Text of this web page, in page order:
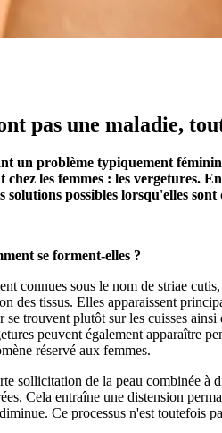
pas une maladie,
un problème typiquement
chez les femmes : les vergetures.
solutions possibles lorsqu'elles sont
se forment-elles ?
connues sous le nom de striae
des tissus. Elles apparaissent
se trouvent plutôt sur les cuisses
peuvent également apparaître
réservé aux femmes.
sollicitation de la peau combinée
Cela entraîne une distension
Ce processus n'est toutefois